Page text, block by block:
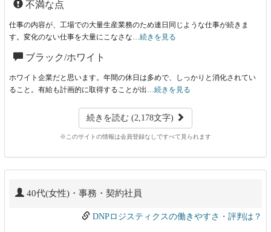
不満な点
仕事の内容が、工場での大量生産業務のため連日同じような仕事が続きま
す。変化のない仕事を大量にこなさな…続きを見る
ブラック/ホワイト
ホワイト企業だと思います。年間の休日は多めで、しっかりと消化されてい
ること。有給も計画的に取得することが出…続きを見る
続きを読む (2,178文字)
※このサイトの情報は会員登録なしですべて見られます
40代(女性)・事務・契約社員
DNPロジスティクスの働きやすさ・評判は？